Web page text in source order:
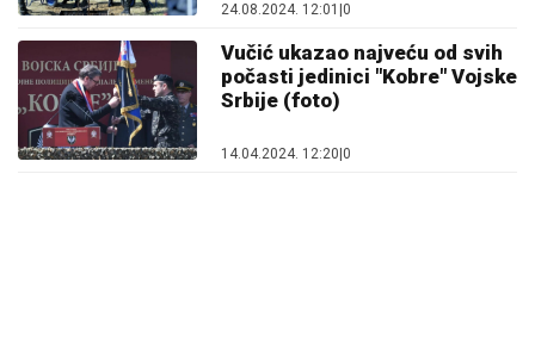
24.08.2024. 12:01 0
Vučić ukazao najveću od svih
počasti jedinici "Kobre" Vojske
Srbije (foto)
14.04.2024. 12:20|0